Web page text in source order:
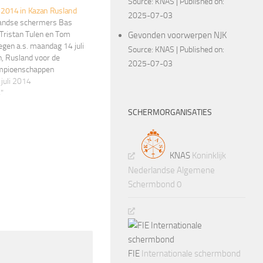
in Kazan Rusland
schermers Bas
Tulen en Tom
a.s. maandag 14 juli
Rusland voor de
Zij zullen bij het WK
als tijdens het
2014
2025-07-03
Gevonden voorwerpen NJK
Source: KNAS
Published on:
2025-07-03
SCHERMORGANISATIES
KNAS Koninklijk
Nederlandse Algemene
Schermbond 0
FIE Internationale schermbond